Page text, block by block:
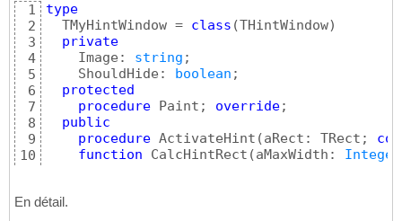
1
2
3
4
5
6
7
8
9
10
type
  TMyHintWindow =
class (THintWindow)
private
    Image:
string ;
    ShouldHide:
boolean ;
protected
procedure Paint; override;
public
procedure ActivateHint (aRect: TRect;
function CalcHintRect (aMaxWidth: Integer
En détail.